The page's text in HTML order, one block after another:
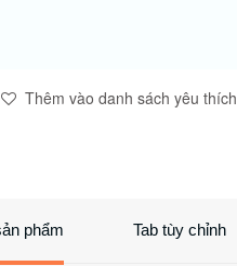
Thêm vào danh sách yêu thích
phẩm Tab tùy chỉnh